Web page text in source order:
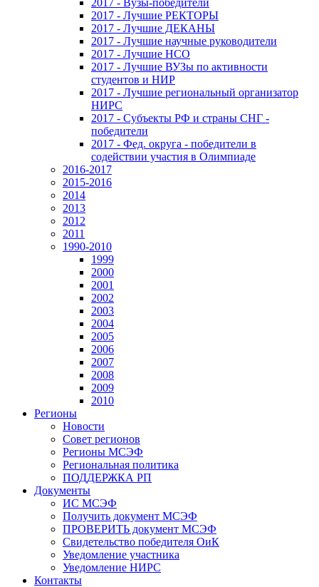
2017 - Вузы-победители
2017 - Лучшие РЕКТОРЫ
2017 - Лучшие ДЕКАНЫ
2017 - Лучшие научные руководители
2017 - Лучшие НСО
2017 - Лучшие ВУЗы по активности
студентов и НИР
2017 - Лучшие региональный организатор
НИРС
2017 - Субъекты РФ и страны СНГ -
победители
2017 - Фед. округа - победители в
содействии участия в Олимпиаде
2016-2017
2015-2016
2014
2013
2012
2011
1990-2010
1999
2000
2001
2002
2003
2004
2005
2006
2007
2008
2009
2010
Регионы
Новости
Совет регионов
Регионы МСЭФ
Региональная политика
ПОДДЕРЖКА РП
Документы
ИС МСЭФ
Получить документ МСЭФ
ПРОВЕРИТЬ документ МСЭФ
Свидетельство победителя ОиК
Уведомление участника
Уведомление НИРС
Контакты